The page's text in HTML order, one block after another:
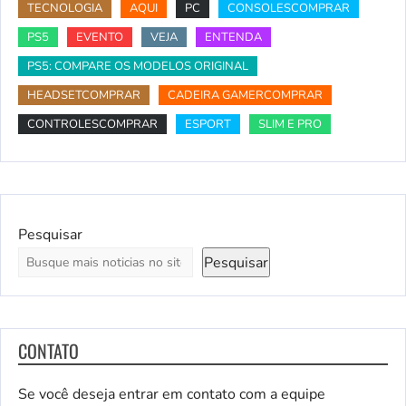
TECNOLOGIA
AQUI PC
CONSOLESCOMPRAR
PS5
EVENTO VEJA
ENTENDA
PS5: COMPARE OS MODELOS ORIGINAL
HEADSETCOMPRAR
CADEIRA GAMERCOMPRAR
CONTROLESCOMPRAR
ESPORT SLIM E PRO
Pesquisar
Pesquisar
CONTATO
Se você deseja entrar em contato com a equipe